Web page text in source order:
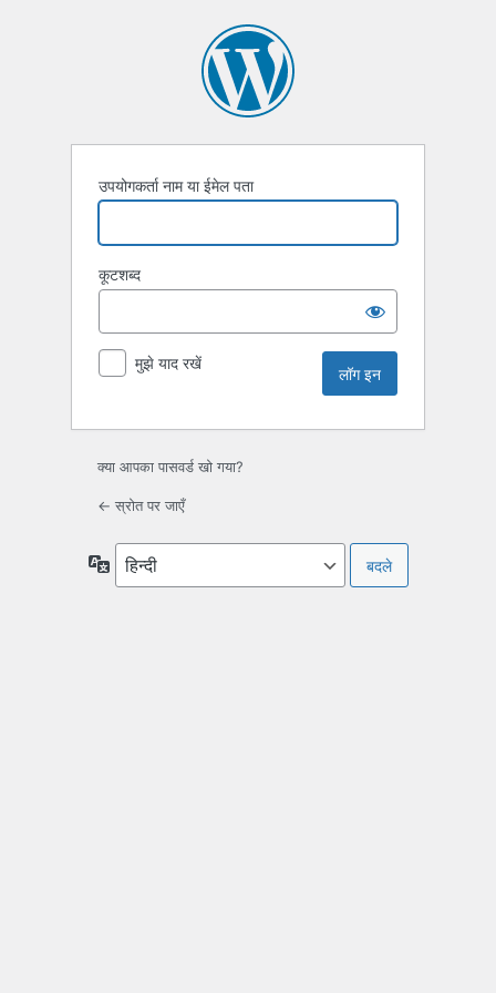
उपयोगकर्ता नाम या ईमेल पता
कूटशब्द
मुझे याद रखें
क्या आपका पासवर्ड खो गया?
← स्रोत पर जाएँ
भाषा